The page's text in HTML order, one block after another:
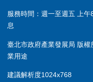
服務時間：週一至週五 上
息
臺北市政府產業發展局 版
業用途
建議解析度1024x768